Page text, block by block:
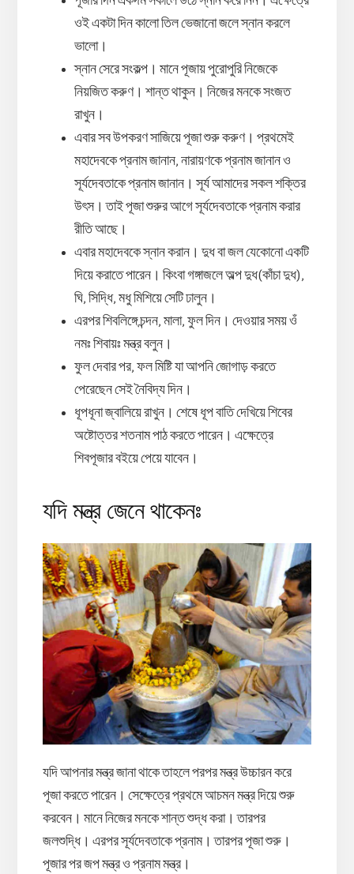
ওই একটা দিন কালো তিল ভেজানো জলে স্নান করলে
ভালো।
স্নান সেরে সংকল্প। মানে পূজায় পুরোপুরি নিজেকে
নিয়জিত করুণ। শান্ত থাকুন। নিজের মনকে সংজত
রাখুন।
এবার সব উপকরণ সাজিয়ে পূজা শুরু করুণ। প্রথমেই
মহাদেবকে প্রনাম জানান, নারায়ণকে প্রনাম জানান ও
সূর্যদেবতাকে প্রনাম জানান। সূর্য আমাদের সকল শক্তির
উৎস। তাই পূজা শুরুর আগে সূর্যদেবতাকে প্রনাম করার
রীতি আছে।
এবার মহাদেবকে স্নান করান। দুধ বা জল যেকোনো একটি
দিয়ে করাতে পারেন। কিংবা গঙ্গাজলে অল্প দুধ(কাঁচা দুধ),
ঘি, সিদ্ধি, মধু মিশিয়ে সেটি ঢালুন।
এরপর শিবলিঙ্গে চন্দন, মালা, ফুল দিন। দেওয়ার সময় ওঁ
নমঃ শিবায়ঃ মন্ত্র বলুন।
ফুল দেবার পর, ফল মিষ্টি যা আপনি জোগাড় করতে
পেরেছেন সেই নৈবিদ্য দিন।
ধূপধূনা জ্বালিয়ে রাখুন। শেষে ধূপ বাতি দেখিয়ে শিবের
অষ্টোত্তর শতনাম পাঠ করতে পারেন। এক্ষেত্রে
শিবপূজার বইয়ে পেয়ে যাবেন।
যদি মন্ত্র জেনে থাকেনঃ
যদি আপনার মন্ত্র জানা থাকে তাহলে পরপর মন্ত্র উচ্চারন করে
পূজা করতে পারেন। সেক্ষেত্রে প্রথমে আচমন মন্ত্র দিয়ে শুরু
করবেন। মানে নিজের মনকে শান্ত শুদ্ধ করা। তারপর
জলশুদ্ধি। এরপর সূর্যদেবতাকে প্রনাম। তারপর পূজা শুরু।
পূজার পর জপ মন্ত্র ও প্রনাম মন্ত্র।